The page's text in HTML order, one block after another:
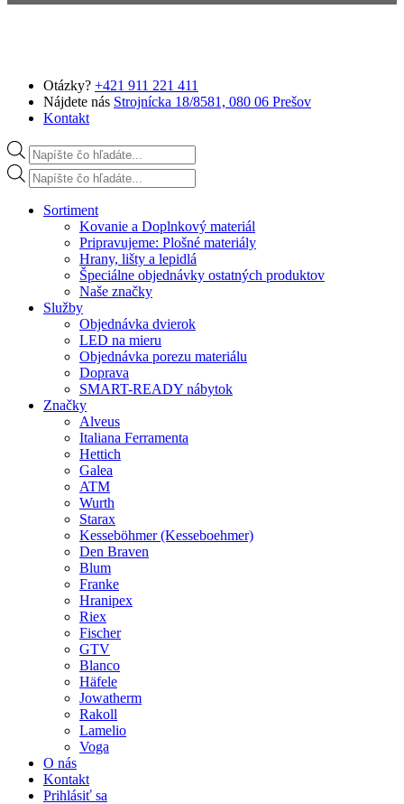
Otázky? +421 911 221 411
Nájdete nás Strojnícka 18/8581, 080 06 Prešov
Kontakt
Products search
Products search
Sortiment
Kovanie a Doplnkový materiál
Pripravujeme: Plošné materiály
Hrany, lišty a lepidlá
Špeciálne objednávky ostatných produktov
Naše značky
Služby
Objednávka dvierok
LED na mieru
Objednávka porezu materiálu
Doprava
SMART-READY nábytok
Značky
Alveus
Italiana Ferramenta
Hettich
Galea
ATM
Wurth
Starax
Kesseböhmer (Kesseboehmer)
Den Braven
Blum
Franke
Hranipex
Riex
Fischer
GTV
Blanco
Häfele
Jowatherm
Rakoll
Lamelio
Voga
O nás
Kontakt
Prihlásiť sa